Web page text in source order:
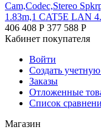
Cam,Codec,Stereo
1.83m,1 CAT5E LAN
406 408 Р 377 588 Р
Кабинет покупателя
Войти
Создать
Заказы
Отложенные
Список
Магазин